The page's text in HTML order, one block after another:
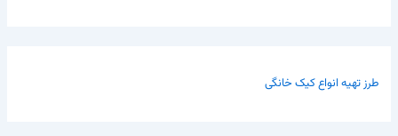
طرز تهیه انواع کیک خانگی